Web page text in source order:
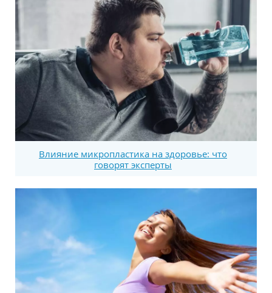
Влияние микропластика на здоровье: что
говорят эксперты